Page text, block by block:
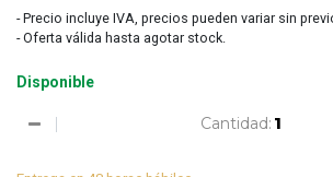
- Precio incluye IVA, precios pueden variar sin
- Oferta válida hasta agotar stock.
Disponible
Cantidad: